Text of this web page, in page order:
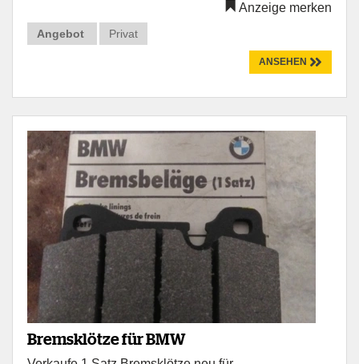
Anzeige merken
Angebot Privat
ANSEHEN
Bremsklötze für BMW